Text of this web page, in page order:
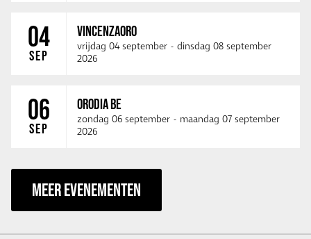
04
SEP
VINCENZAORO
vrijdag 04 september - dinsdag 08 september
2026
06
SEP
ORODIA BE
zondag 06 september - maandag 07 september
2026
MEER EVENEMENTEN